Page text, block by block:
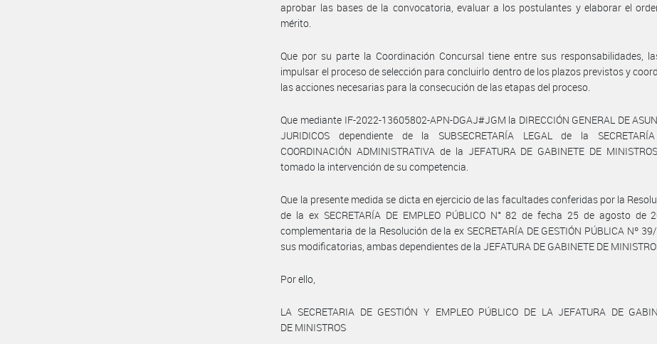
aprobar las bases de la convocatoria, evaluar a los postulantes y elaborar el
mérito.
Que por su parte la Coordinación Concursal tiene entre sus responsabilidades,
impulsar el proceso de selección para concluirlo dentro de los plazos previstos y
las acciones necesarias para la consecución de las etapas del proceso.
Que mediante IF-2022-13605802-APN-DGAJ#JGM la DIRECCIÓN GENERAL DE
JURIDICOS dependiente de la SUBSECRETARÍA LEGAL de la
COORDINACIÓN ADMINISTRATIVA de la JEFATURA DE GABINETE DE
tomado la intervención de su competencia.
Que la presente medida se dicta en ejercicio de las facultades conferidas por la
de la ex SECRETARÍA DE EMPLEO PÚBLICO N° 82 de fecha 25 de agosto de
complementaria de la Resolución de la ex SECRETARÍA DE GESTIÓN PÚBLICA Nº
sus modificatorias, ambas dependientes de la JEFATURA DE GABINETE DE
Por ello,
LA SECRETARIA DE GESTIÓN Y EMPLEO PÚBLICO DE LA JEFATURA DE
DE MINISTROS